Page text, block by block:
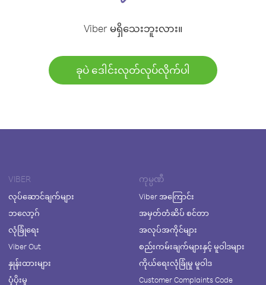
Viber မရှိသေးဘူးလား။
ခုပဲ ဒေါင်းလုတ်လုပ်လိုက်ပါ
VIBER
လုပ်ဆောင်ချက်များ
ဘလော့ဂ်
လုံခြုံရေး
Viber Out
နှုန်းထားများ
ပံ့ပိုးမှု
ကုမ္ပဏီ
Viber အကြောင်း
အမှတ်တံဆိပ် စင်တာ
အလုပ်အကိုင်များ
စည်းကမ်းချက်များနှင့် မူဝါဒများ
ကိုယ်ရေးလုံခြုံမှု မူဝါဒ
Customer Complaints Code